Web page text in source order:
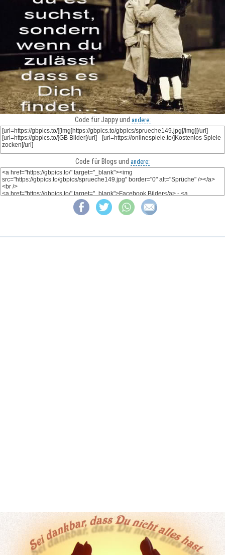
Code für Jappy und andere:
Code für Blogs und andere: